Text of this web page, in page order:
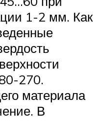
1-2 мм. Как
270.
материала
В